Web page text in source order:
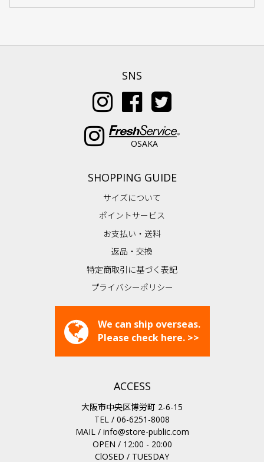
SNS
OSAKA
SHOPPING GUIDE
サイズについて
ポイントサービス
お支払い・送料
返品・交換
特定商取引に基づく表記
プライバシーポリシー
We can ship overseas.
Please check here. >>
ACCESS
大阪市中央区博労町 2-6-15
TEL / 06-6251-8008
MAIL / info@store-public.com
OPEN / 12:00 - 20:00
ClOSED / TUESDAY